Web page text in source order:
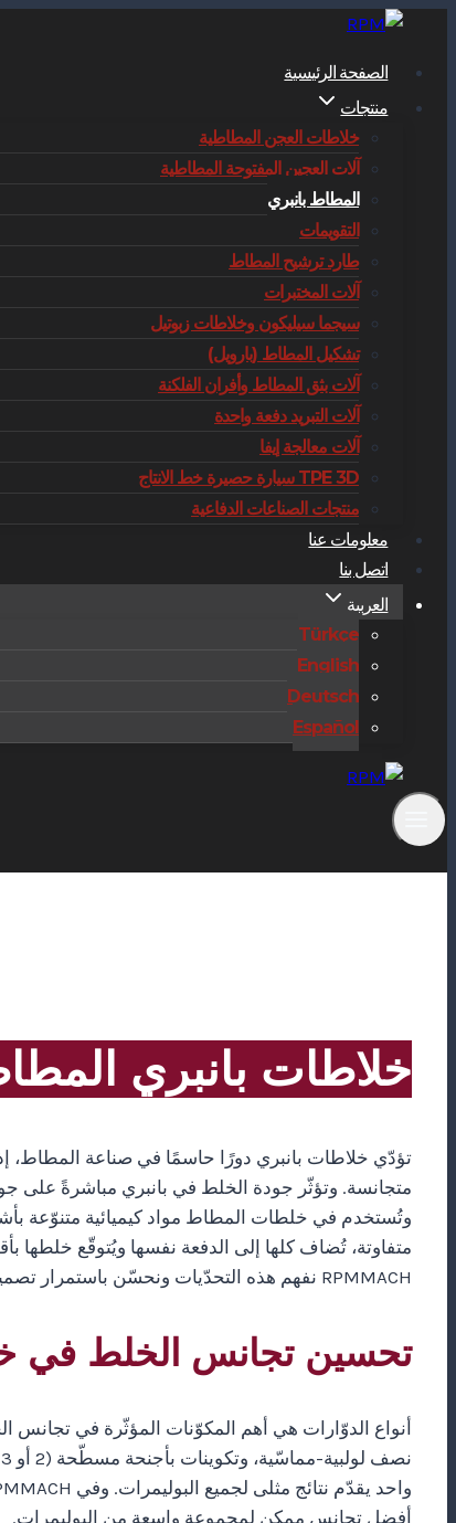
التجاوز
المحتوىالصفحة الرئيسية
منتجات
خلاطات العجن المطاطية
آلات العجين المفتوحة المطاطية
المطاط بانبري
التقويمات
طارد ترشيح المطاط
آلات المختبرات
سيجما سيليكون وخلاطات زبوتيل
تشكيل المطاط (بارويل)
آلات بثق المطاط وأفران الفلكنة
آلات التبريد دفعة واحدة
آلات معالجة إيفا
TPE 3D سيارة حصيرة خط الانتاج
منتجات الصناعات الدفاعية
معلومات عنا
اتصل بنا
العربية
Türkçe
English
Deutsch
Español
خلاطات بانبري
تؤدّي خلاطات بانبري دورًا حاسمًا في صناعة المطاط،
متجانسة. وتؤثّر جودة الخلط في بانبري مباشرةً على
وتُستخدم في خلطات المطاط مواد كيميائية متنوّعة
متفاوتة، تُضاف كلها إلى الدفعة نفسها ويُتوقّع
RPMMACH نفهم هذه التحدّيات ونحسّن باستمرار تصميم وبناء خلاطات بانبري لضمان أداء أمثل وخلط فعّال وجودة منتج متفوّقة.
تحسين تجانس الخلط في
أنواع الدوّارات هي أهم المكوّنات المؤثّرة في
أفضل تجانس ممكن لمجموعة واسعة من البوليمرات.